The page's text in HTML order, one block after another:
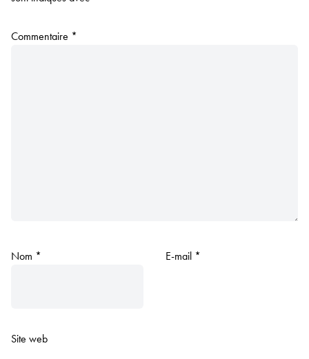
Commentaire *
Nom * E-mail *
Site web